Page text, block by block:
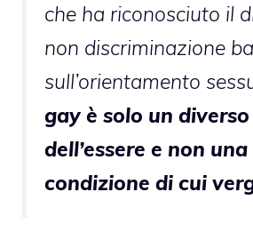
che ha riconosciuto il
non discriminazione
sull’orientamento
gay è solo un
dell’essere e non una
condizione di cui